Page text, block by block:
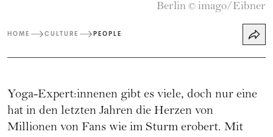
Berlin © imago/Eibner
HOME CULTURE PEOPLE
Yoga-Expert:innenen gibt es viele, doch nur eine
hat in den letzten Jahren die Herzen von
Millionen von Fans wie im Sturm erobert. Mit